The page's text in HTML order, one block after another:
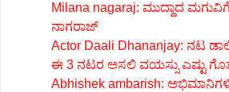
Milana nagaraj: ಮುದ್ದಾದ
ನಾಗರಾಜ್
Actor Daali Dhananjay: ನಟ
ಈ 3 ನಟರ ಅಸಲಿ ವಯಸ್ಸು ಎಷ್ಟು
Abhishek ambarish: